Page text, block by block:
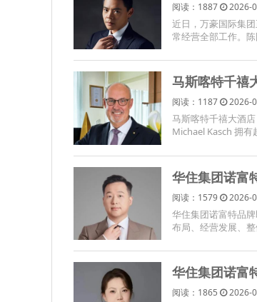
阅读：1887 2026-
近日，万豪国际集
常经营全部工作。
马斯喀特千禧
阅读：1187 2026-
马斯喀特千禧大酒
Michael Kasch 拥
华住集团诺富
阅读：1579 2026-
华住集团诺富特品
布局、经营发展、
华住集团诺富
阅读：1865 2026-